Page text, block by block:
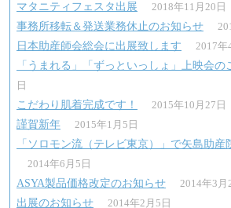
マタニティフェスタ出展 2018年11月20日
事務所移転＆発送業務休止のお知らせ
日本助産師会総会に出展致します 2017年
「うまれる」「ずっといっしょ」上映会の
日
こだわり肌着完成です！ 2015年10月27日
謹賀新年 2015年1月5日
「ソロモン流（テレビ東京）」で矢島助産
2014年6月5日
ASYA製品価格改定のお知らせ 2014年3月
出展のお知らせ 2014年2月5日